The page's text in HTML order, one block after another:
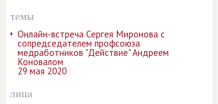
темы
Онлайн-встреча Сергея Миронова с
сопредседателем профсоюза
медработников "Действие" Андреем
Коновалом
29 мая 2020
лица